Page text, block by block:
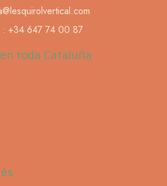
: +34 647 74 00 87
toda Cataluña